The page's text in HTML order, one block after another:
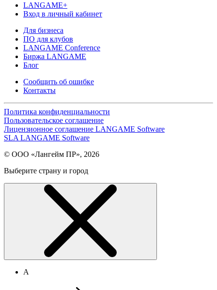
LANGAME+
Вход в личный кабинет
Для бизнеса
ПО для клубов
LANGAME Conference
Биржа LANGAME
Блог
Сообщить об ошибке
Контакты
Политика конфиденциальности
Пользовательское соглашение
Лицензионное соглашение LANGAME Software
SLA LANGAME Software
© ООО «Лангейм ПР», 2026
Выберите страну и город
А